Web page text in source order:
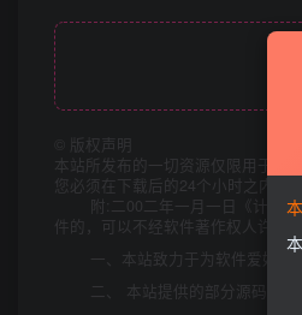
版权声明
本站所发布的一切资源仅限用于学
您必须在下载后的24个小时之内，
附:二00二年一月一日《计算
件的，可以不经软件著作权人许可
一、本站致力于为软件爱好者
二、 本站提供的部分源码下